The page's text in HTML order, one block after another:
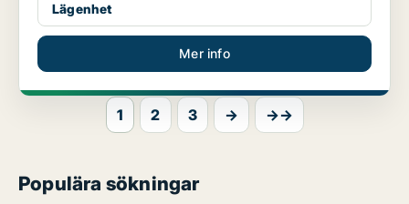
Lägenhet
Mer info
1 2 3 → →→
Populära sökningar